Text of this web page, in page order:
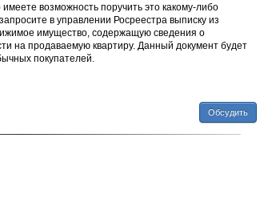
возможность поручить это какому-либо
в управлении Росреестра выписку из
имущество, содержащую сведения о
на продаваемую квартиру. Данный документ будет
покупателей.
Обсудить